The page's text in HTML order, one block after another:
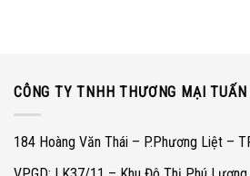
CÔNG TY TNHH THƯƠNG MẠI
184 Hoàng Văn Thái – P.Phương Liệt –